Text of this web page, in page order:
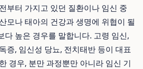
부터 가지고 있던 질환이나 임신 중
모나 태아의 건강과 생명에 위협이 될
다 높은 경우를 말합니다. 고령 임신,
증, 임신성 당뇨, 전치태반 등이 대표
경우, 분만 과정뿐만 아니라 임신 기